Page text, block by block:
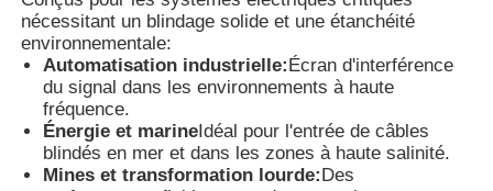
Boîte anti-explosion
interrupteur antidéflagrant
nécessitant un blindage solide et une étanchéité
environnementale:
Automatisation industrielle:Écran d'interférence
du signal dans les environnements à haute
fréquence.
Énergie et marineIdéal pour l'entrée de câbles
blindés en mer et dans les zones à haute salinité.
Mines et transformation lourde:Des